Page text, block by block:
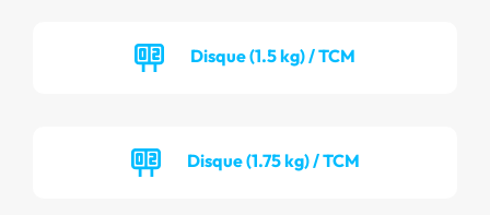
Disque (1.5 kg) / TCM
Disque (1.75 kg) / TCM